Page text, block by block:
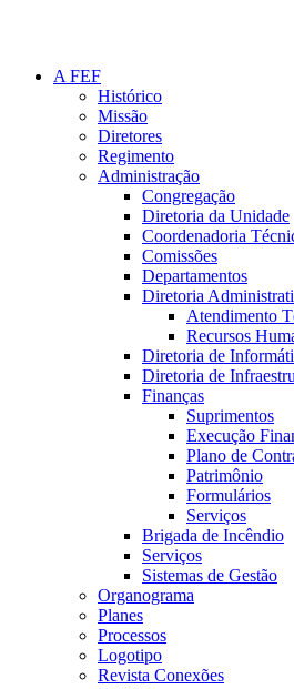
A FEF
Histórico
Missão
Diretores
Regimento
Administração
Congregação
Diretoria da Unidade
Coordenadoria
Comissões
Departamentos
Diretoria
Atendimento
Recursos
Diretoria de
Diretoria de
Finanças
Suprimentos
Execução
Plano de
Patrimônio
Formulários
Serviços
Brigada de Incêndio
Serviços
Sistemas de Gestão
Organograma
Planes
Processos
Logotipo
Revista Conexões